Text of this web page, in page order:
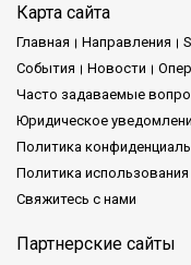
Карта сайта
Главная Направления
События
Новости
Часто задаваемые
Юридическое
Политика
Политика
Свяжитесь с нами
Партнерские сайты